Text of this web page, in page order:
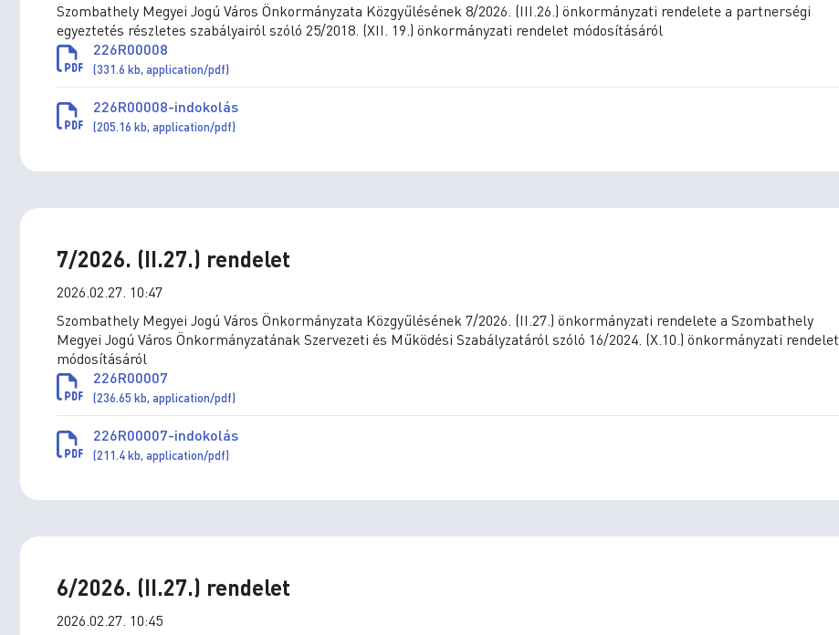
Szombathely Megyei Jogú Város Önkormányzata Közgyűlésének 8/2026. (III.26.) önkormányzati rendelete a partnerségi
egyeztetés részletes szabályairól szóló 25/2018. (XII. 19.) önkormányzati rendelet módosításáról
226R00008
(331.6 kb, application/pdf)
226R00008-indokolás
(205.16 kb, application/pdf)
7/2026. (II.27.) rendelet
2026.02.27. 10:47
Szombathely Megyei Jogú Város Önkormányzata Közgyűlésének 7/2026. (II.27.) önkormányzati rendelete a Szombathely
Megyei Jogú Város Önkormányzatának Szervezeti és Működési Szabályzatáról szóló 16/2024. (X.10.) önkormányzati rendelet
módosításáról
226R00007
(236.65 kb, application/pdf)
226R00007-indokolás
(211.4 kb, application/pdf)
6/2026. (II.27.) rendelet
2026.02.27. 10:45